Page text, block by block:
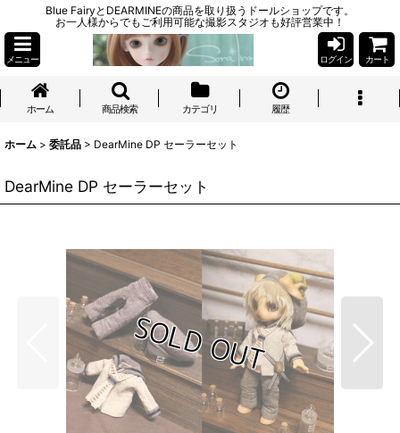
Blue FairyとDEARMINEの商品を取り扱うドールショップです。
お一人様からでもご利用可能な撮影スタジオも好評営業中！
メニュー ログイン カート
ホーム 商品検索 カテゴリ 履歴
ホーム > 委託品 > DearMine DP セーラーセット
DearMine DP セーラーセット